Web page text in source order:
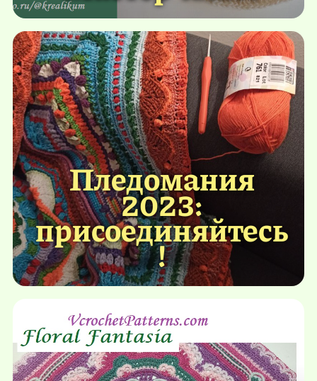
Пледомания
2023:
присоединяйтесь
!